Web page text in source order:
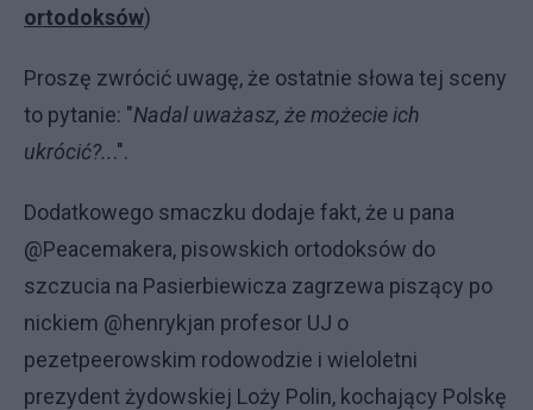
ortodoksów)
Proszę zwrócić uwagę, że ostatnie słowa tej sceny
to pytanie: "Nadal uważasz, że możecie ich
ukrócić?...".
Dodatkowego smaczku dodaje fakt, że u pana
@Peacemakera, pisowskich ortodoksów do
szczucia na Pasierbiewicza zagrzewa piszący po
nickiem @henrykjan profesor UJ o
pezetpeerowskim rodowodzie i wieloletni
prezydent żydowskiej Loży Polin, kochający Polskę